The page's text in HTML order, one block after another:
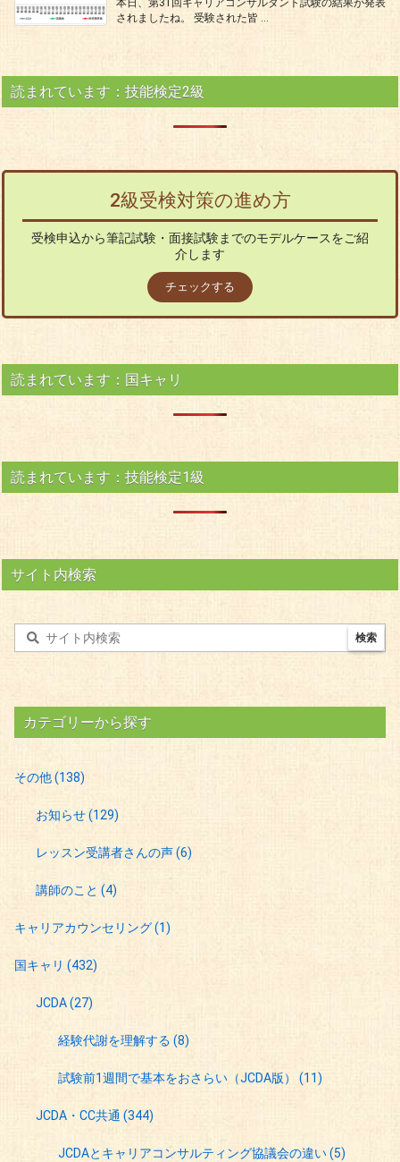
本日、第31回キャリアコンサルタント試験の結果が発表
されましたね。 受験された皆 ...
読まれています：技能検定2級
2級受検対策の進め方
受検申込から筆記試験・面接試験までのモデルケースをご紹
介します
チェックする
読まれています：国キャリ
読まれています：技能検定1級
サイト内検索
カテゴリーから探す
その他(138)
お知らせ(129)
レッスン受講者さんの声(6)
講師のこと(4)
キャリアカウンセリング(1)
国キャリ (432)
JCDA(27)
経験代謝を理解する (8)
試験前1週間で基本をおさらい（JCDA版） (11)
JCDA・CC共通(344)
JCDAとキャリアコンサルティング協議会の違い(5)